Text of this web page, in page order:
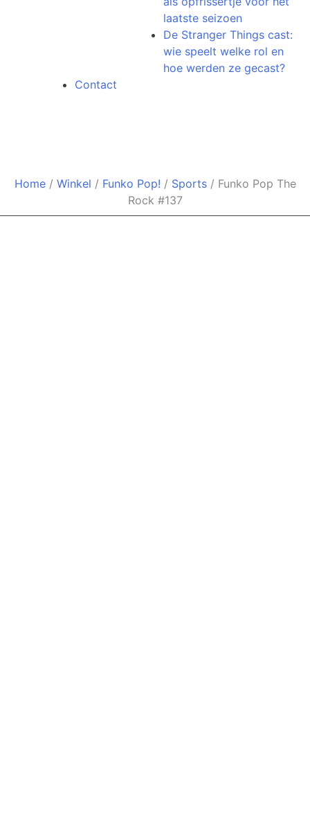
laatste seizoen
De Stranger Things cast:
wie speelt welke rol en
hoe werden ze gecast?
Contact
Home/ Winkel / Funko Pop! / Sports/ Funko Pop The
Rock #137